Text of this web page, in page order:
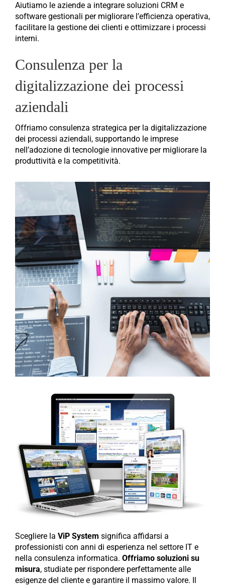
Aiutiamo le aziende a integrare soluzioni CRM e
software gestionali per migliorare l’efficienza operativa,
facilitare la gestione dei clienti e ottimizzare i processi
interni.
Consulenza per la
digitalizzazione dei processi
aziendali
Offriamo consulenza strategica per la digitalizzazione
dei processi aziendali, supportando le imprese
nell’adozione di tecnologie innovative per migliorare la
produttività e la competitività.
Scegliere la ViP System significa affidarsi a
professionisti con anni di esperienza nel settore IT e
nella consulenza informatica. Offriamo soluzioni su
misura, studiate per rispondere perfettamente alle
esigenze del cliente e garantire il massimo valore. Il